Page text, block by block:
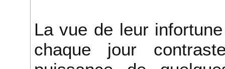
La vue de leur
chaque jour